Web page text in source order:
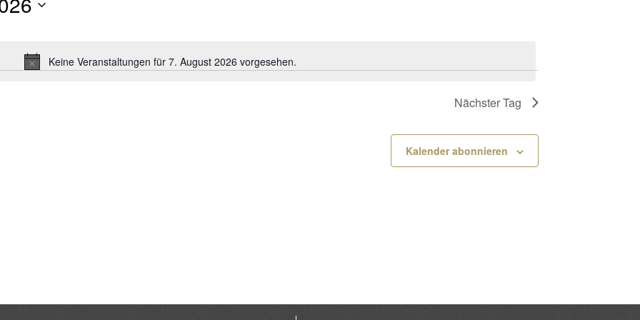
Hinweis
Keine Veranstaltungen für 7. August 2026 vorgesehen.
Nächster Tag
Kalender abonnieren